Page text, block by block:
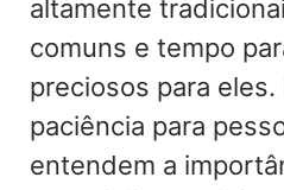
altamente
comuns e tempo
preciosos para eles.
paciência para
entendem a